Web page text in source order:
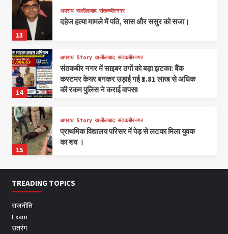
13
अपराध खलीलाबाद संतकबीरनगर
दहेज हत्या मामले में पति, सास और ससुर को सजा।
14
अपराध Story खलीलाबाद संतकबीरनगर
संतकबीर नगर में साइबर ठगों को बड़ा झटका: बैंक
कस्टमर केयर बनकर उड़ाई गई ₹3.81 लाख से अधिक
की रकम पुलिस ने कराई वापस!
15
अपराध Story खलीलाबाद संतकबीरनगर
प्राथमिक विद्यालय परिसर में पेड़ से लटका मिला युवक
का शव ।
TREADING TOPICS
राजनीति
Exam
सतरंग